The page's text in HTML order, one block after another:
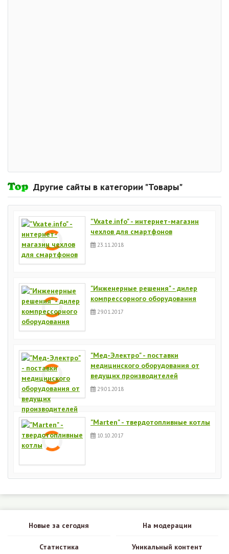
Другие сайты в категории "Товары"
"Vxate.info" - интернет-магазин
чехлов для смартфонов
23.11.2018
"Инженерные решения" - дилер
компрессорного оборудования
29.01.2017
"Мед-Электро" - поставки
медицинского оборудования от
ведущих производителей
29.01.2018
"Marten" - твердотопливные котлы
10.10.2017
Новые за сегодня На модерации
Статистика Уникальный контент